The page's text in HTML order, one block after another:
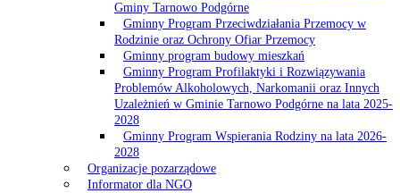
Gminy Tarnowo Podgórne
Gminny Program Przeciwdziałania Przemocy w
Rodzinie oraz Ochrony Ofiar Przemocy
Gminny program budowy mieszkań
Gminny Program Profilaktyki i Rozwiązywania
Problemów Alkoholowych, Narkomanii oraz Innych
Uzależnień w Gminie Tarnowo Podgórne na lata 2025-
2028
Gminny Program Wspierania Rodziny na lata 2026-
2028
Organizacje pozarządowe
Informator dla NGO